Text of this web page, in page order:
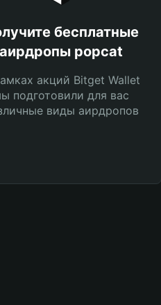
бесплатные
аирдропы popcat
акций Bitget Wallet
подготовили для вас
виды аирдропов